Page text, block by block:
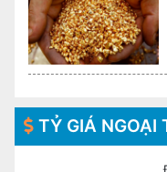
TỶ GIÁ NGOẠI